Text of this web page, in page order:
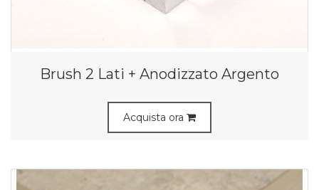
Brush 2 Lati + Anodizzato Argento
Acquista ora